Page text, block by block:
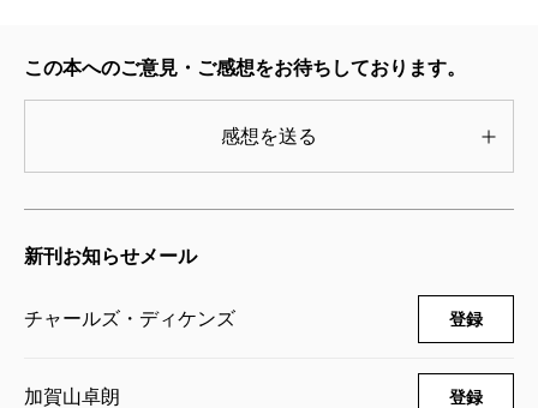
この本へのご意見・ご感想をお待ちしております。
感想を送る
新刊お知らせメール
チャールズ・ディケンズ 登録
加賀山卓朗 登録